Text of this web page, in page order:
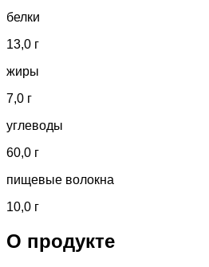
белки
13,0 г
жиры
7,0 г
углеводы
60,0 г
пищевые волокна
10,0 г
О продукте